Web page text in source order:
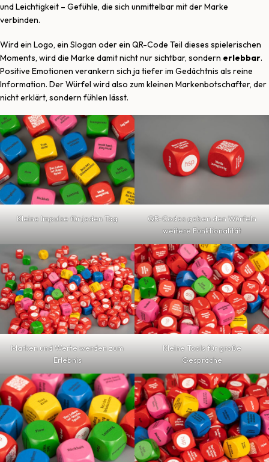
und Leichtigkeit – Gefühle, die sich unmittelbar mit der Marke
verbinden.
Wird ein Logo, ein Slogan oder ein QR-Code Teil dieses spielerischen
Moments, wird die Marke damit nicht nur sichtbar, sondern erlebbar.
Positive Emotionen verankern sich ja tiefer im Gedächtnis als reine
Information. Der Würfel wird also zum kleinen Markenbotschafter, der
nicht erklärt, sondern fühlen lässt.
Kleine Impulse für jeden Tag
QR-Codes geben den Würfeln
weitere Funktionalität
Marken und Werte werden zum
Erlebnis
Kleine Tools für große
Gespräche